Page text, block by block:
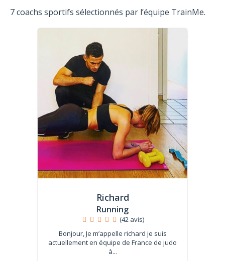
7 coachs sportifs sélectionnés par l’équipe TrainMe.
Richard
Running
(42 avis)
Bonjour, Je m’appelle richard je suis
actuellement en équipe de France de judo
à...